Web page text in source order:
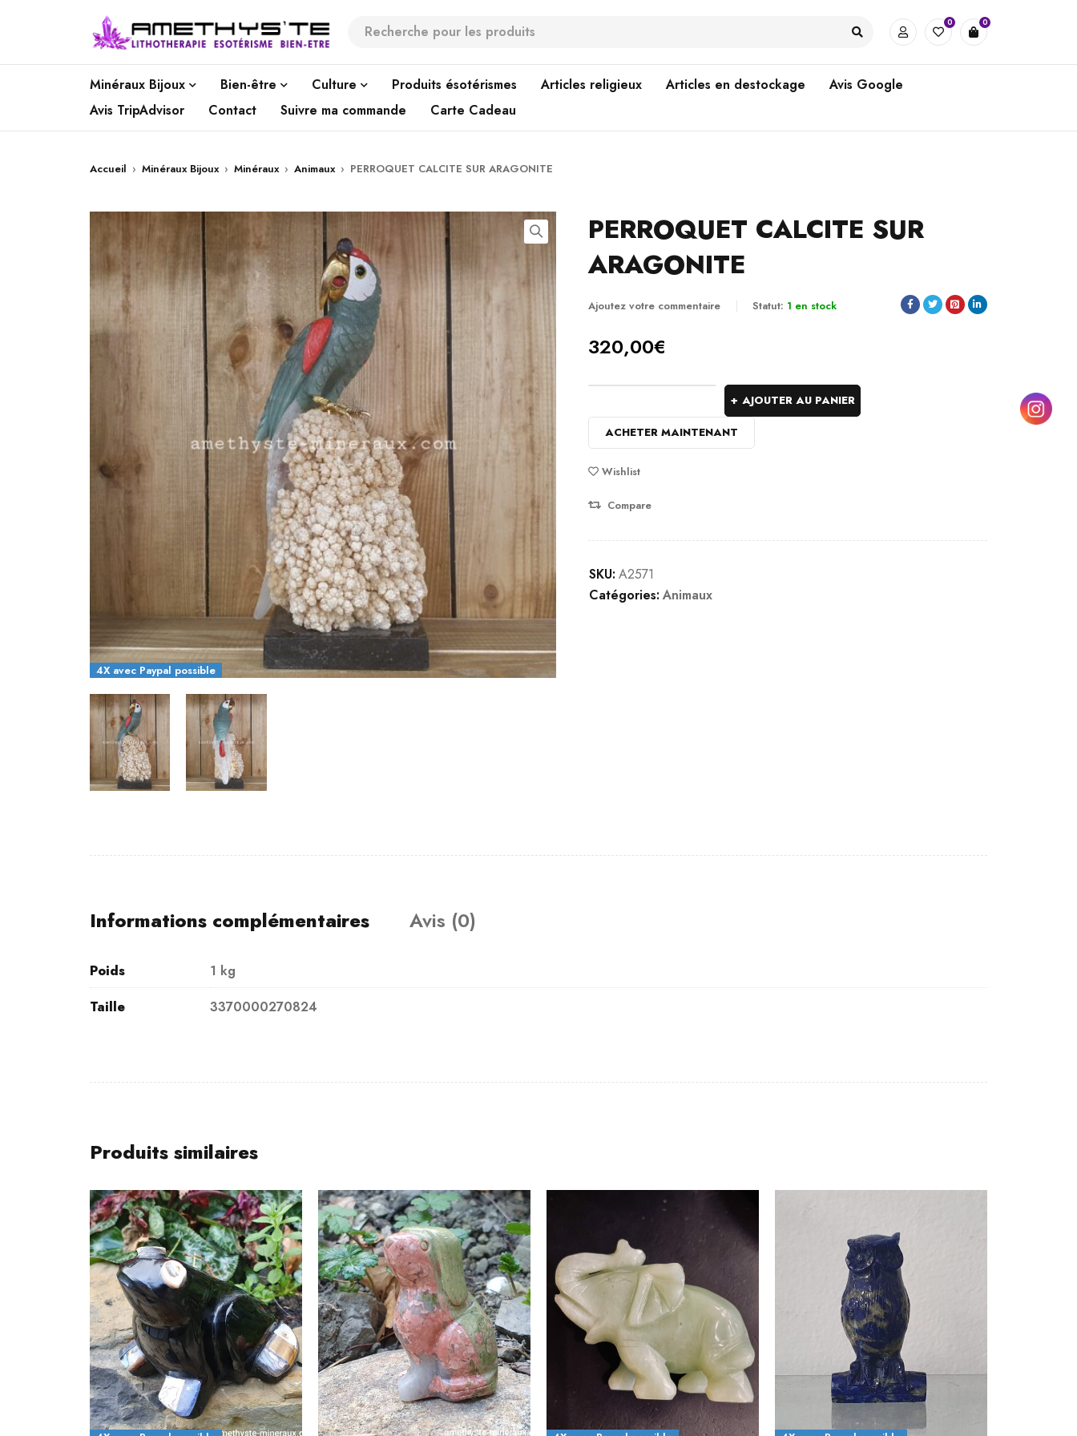
0 0
Minéraux Bijoux Bien-être Culture Produits ésotérismes Articles religieux Articles en destockage
Avis Google
Avis TripAdvisor
Contact Suivre ma commande Carte Cadeau
Accueil › Minéraux Bijoux › Minéraux › Animaux › PERROQUET CALCITE SUR ARAGONITE
4X avec Paypal possible
PERROQUET CALCITE SUR
ARAGONITE
Ajoutez votre commentaire Statut: 1 en stock
320,00€
AJOUTER AU PANIER
ACHETER MAINTENANT
Wishlist
Compare
SKU: A2571
Catégories: Animaux
Informations complémentaires Avis (0)
Poids
1 kg
Taille
3370000270824
Produits similaires